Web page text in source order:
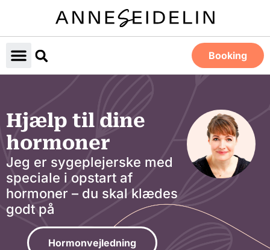
Booking
Hjælp til dine
hormoner
Jeg er sygeplejerske med
speciale i opstart af
hormoner – du skal klædes
godt på
Hormonvejledning